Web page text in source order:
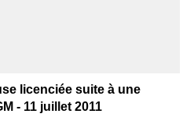
licenciée suite à une
- 11 juillet 2011